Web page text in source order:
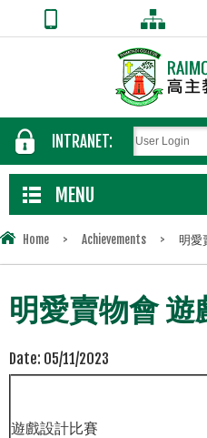
INTRANET:
MENU
Home > Achievements > 明愛
明愛賣物會
Date: 05/11/2023
遊戲設計比賽